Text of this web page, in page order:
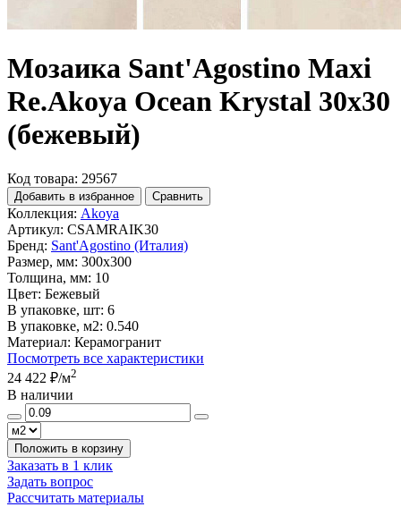
Мозаика Sant'Agostino Maxi
Re.Akoya Ocean Krystal 30x30
(бежевый)
Код товара: 29567
Добавить в избранное Сравнить
Коллекция: Akoya
Артикул: CSAMRAIK30
Бренд: Sant'Agostino (Италия)
Размер, мм: 300x300
Толщина, мм: 10
Цвет: Бежевый
В упаковке, шт: 6
В упаковке, м2: 0.540
Материал: Керамогранит
Посмотреть все характеристики
24 422 ₽/м2
В наличии
Положить в корзину
Заказать в 1 клик
Задать вопрос
Рассчитать материалы